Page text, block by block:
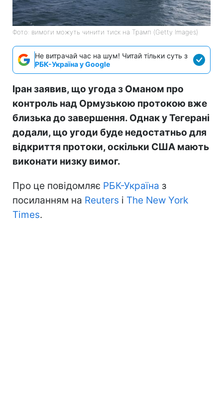
Фото: вимоги можуть чинити тиск на Трамп (Getty Images)
Не витрачай час на шум! Читай тільки суть з
РБК-Україна у Google
Іран заявив, що угода з Оманом про
контроль над Ормузькою протокою вже
близька до завершення. Однак у Тегерані
додали, що угоди буде недостатньо для
відкриття протоки, оскільки США мають
виконати низку вимог.
Про це повідомляє РБК-Україна з
посиланням на Reuters і The New York
Times.